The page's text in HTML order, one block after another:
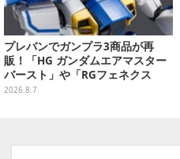
プレバンでガンプラ3商品が再
販！「HG ガンダムエアマスター
バースト」や「RGフェネクス
（ナラティブVer.）」も
2026.8.7